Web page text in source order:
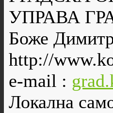
УПРАВА
Боже
http://
e-mail :
Локална